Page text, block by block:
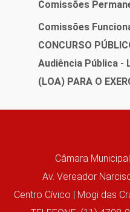
Comissões
Comissões
CONCURSO
Audiência Pública -
(LOA) PARA O
Câmara
Av. Vereador
Centro Cívico | Mogi das